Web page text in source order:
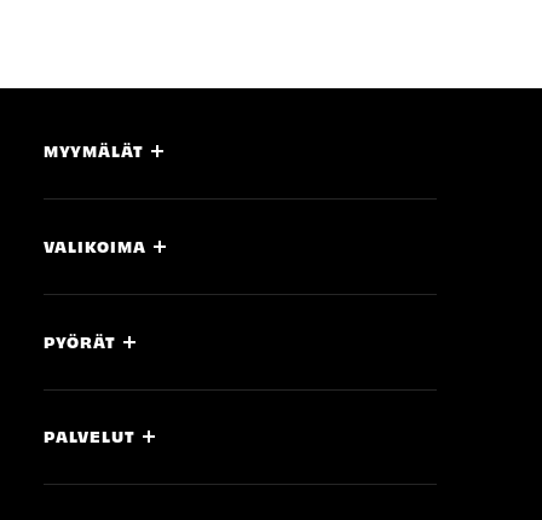
MYYMÄLÄT
VALIKOIMA
PYÖRÄT
PALVELUT